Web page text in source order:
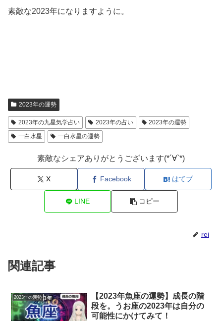
素敵な2023年になりますように。
2023年の運勢
2023年の九星気学占い 2023年の占い
2023年の運勢
一白水星
一白水星の運勢
素敵なシェアありがとうございます(*´∀`*)
X Facebook はてブ
LINE コピー
rei
関連記事
2023年の運勢
【2023年魚座の運勢】成長の階
段を。うお座の2023年は自分の
可能性にかけてみて！